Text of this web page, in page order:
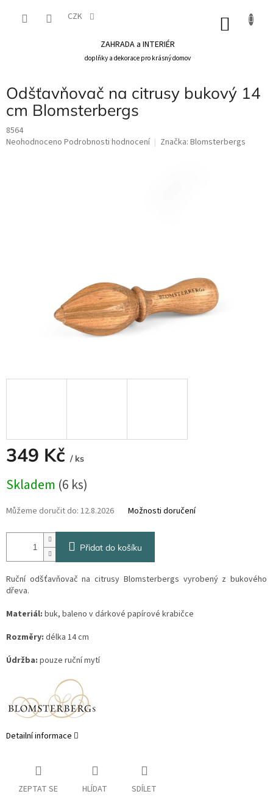
CZK
ZAHRADA a INTERIÉR
doplňky a dekorace pro krásný domov
Odšťavňovač na citrusy bukový 14
cm Blomsterbergs
8564
Průměrné
Neohodnoceno Podrobnosti hodnocení Značka: Blomsterbergs
349 Kč / ks
cena:
Skladem (6 ks)
Můžeme doručit do: 12.8.2026 Možnosti doručení
Přidat do košíku
Ruční odšťavňovač na citrusy Blomsterbergs vyrobený z bukového
dřeva.
Materiál: buk, baleno v dárkové papírové krabičce
Rozměry: délka 14 cm
Údržba: pouze ruční mytí
Detailní informace
ZEPTAT SE HLÍDAT SDÍLET